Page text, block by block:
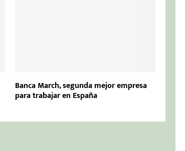
Banca March, segunda mejor empresa
para trabajar en España